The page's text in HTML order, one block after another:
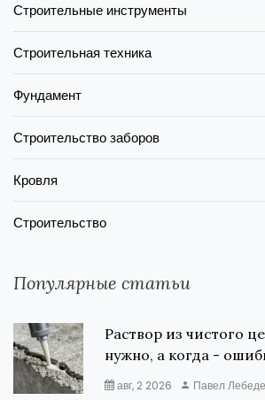
Строительные инструменты
Строительная техника
Фундамент
Строительство заборов
Кровля
Строительство
Популярные статьи
Раствор из чистого
нужно, а когда -
авг, 2 2026 Павел